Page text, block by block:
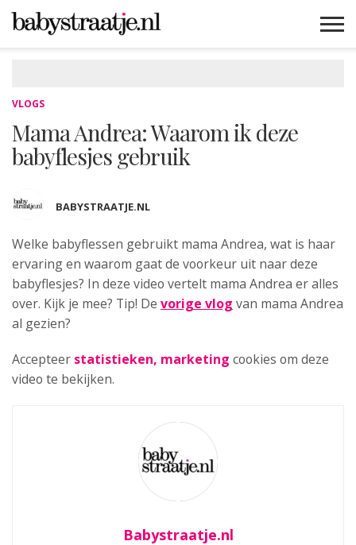
VLOGS
Mama Andrea: Waarom ik deze
babyflesjes gebruik
BABYSTRAATJE.NL
Welke babyflessen gebruikt mama Andrea, wat is haar
ervaring en waarom gaat de voorkeur uit naar deze
babyflesjes? In deze video vertelt mama Andrea er alles
over. Kijk je mee? Tip! De vorige vlog van mama Andrea
al gezien?
Accepteer statistieken, marketing cookies om deze
video te bekijken.
Babystraatje.nl